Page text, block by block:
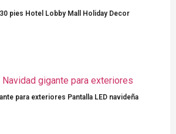
pies Hotel Lobby Mall Holiday Decor
para exteriores Pantalla LED navideña